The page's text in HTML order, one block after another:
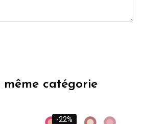
même catégorie
-22%